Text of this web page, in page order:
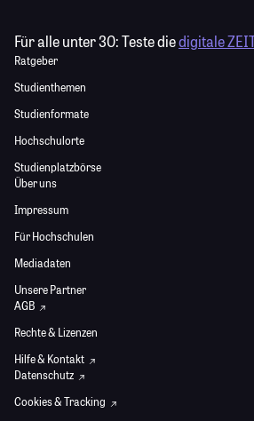
Für alle unter 30:Teste diedigitale
Ratgeber
Studienthemen
Studienformate
Hochschulorte
Studienplatzbörse
Über uns
Impressum
Für Hochschulen
Mediadaten
Unsere Partner
AGB
Rechte & Lizenzen
Hilfe & Kontakt
Datenschutz
Cookies & Tracking